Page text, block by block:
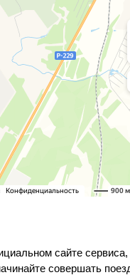
сайте сервиса,
совершать